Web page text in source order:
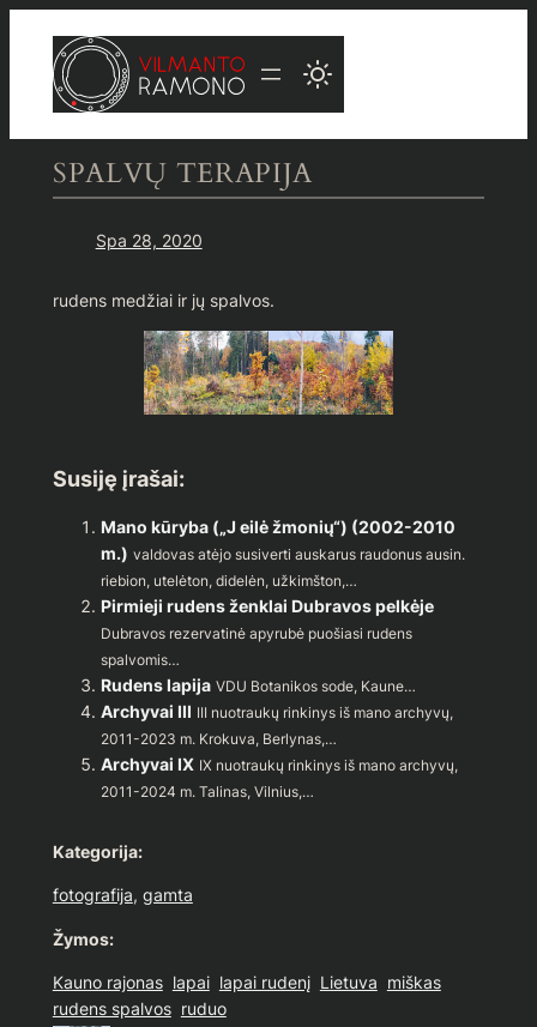
turinio
SPALVŲ TERAPIJA
Spa 28, 2020
rudens medžiai ir jų spalvos.
Susiję įrašai:
Mano kūryba („J eilė žmonių“) (2002-2010
m.) valdovas atėjo susiverti auskarus raudonus ausin.
riebion, utelėton, didelėn, užkimšton,…
Pirmieji rudens ženklai Dubravos pelkėje
Dubravos rezervatinė apyrubė puošiasi rudens
spalvomis…
Rudens lapija VDU Botanikos sode, Kaune…
Archyvai III III nuotraukų rinkinys iš mano archyvų,
2011-2023 m. Krokuva, Berlynas,…
Archyvai IX IX nuotraukų rinkinys iš mano archyvų,
2011-2024 m. Talinas, Vilnius,…
Kategorija:
fotografija, gamta
Žymos:
Kauno rajonas lapai lapai rudenį Lietuva miškas
rudens spalvos ruduo